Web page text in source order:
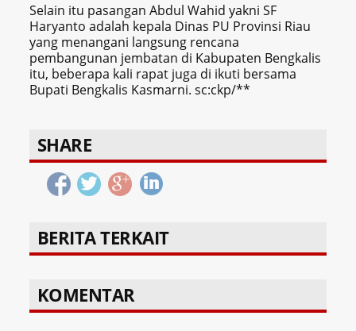
Selain itu pasangan Abdul Wahid yakni SF
Haryanto adalah kepala Dinas PU Provinsi Riau
yang menangani langsung rencana
pembangunan jembatan di Kabupaten Bengkalis
itu, beberapa kali rapat juga di ikuti bersama
Bupati Bengkalis Kasmarni.sc:ckp/**
SHARE
BERITA TERKAIT
KOMENTAR